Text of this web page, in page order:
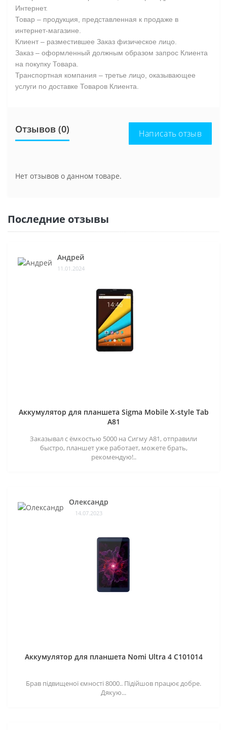
Интернет.
Товар – продукция, представленная к продаже в
интернет-магазине.
Клиент – разместившее Заказ физическое лицо.
Заказ – оформленный должным образом запрос Клиента
на покупку Товара.
Транспортная компания – третье лицо, оказывающее
услуги по доставке Товаров Клиента.
Отзывов (0) Написать отзыв
Нет отзывов о данном товаре.
Последние отзывы
Андрей
11.01.2024
Аккумулятор для планшета Sigma Mobile X-style Tab
A81
Заказывал с ёмкостью 5000 на Сигму А81, отправили
быстро, планшет уже работает, можете брать,
рекомендую!..
Олександр
14.07.2023
Аккумулятор для планшета Nomi Ultra 4 C101014
Брав підвищеної ємності 8000.. Підійшов працює добре.
Дякую...